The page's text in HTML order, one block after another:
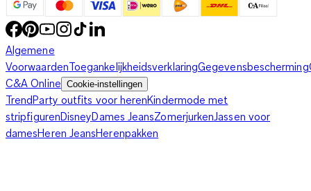
Algemene
VoorwaardenToegankelijkheidsverklaringGegevensbescherming
C&A Online Cookie-instellingen
TrendParty outfits voor herenKindermode met
stripfigurenDisneyDames JeansZomerjurkenJassen voor
damesHeren JeansHerenpakken